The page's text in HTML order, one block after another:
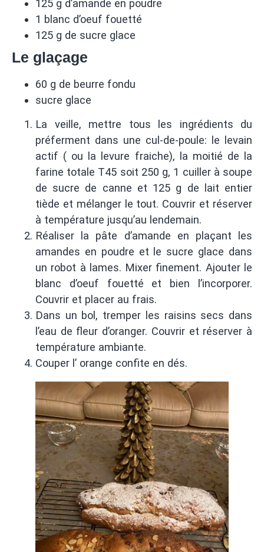
125 g d’amande en poudre
1 blanc d’oeuf fouetté
125 g de sucre glace
Le glaçage
60 g de beurre fondu
sucre glace
La veille, mettre tous les ingrédients du
préferment dans une cul-de-poule: le levain
actif ( ou la levure fraiche), la moitié de la
farine totale T45 soit 250 g, 1 cuiller à soupe
de sucre de canne et 125 g de lait entier
tiède et mélanger le tout. Couvrir et réserver
à température jusqu’au lendemain.
Réaliser la pâte d’amande en plaçant les
amandes en poudre et le sucre glace dans
un robot à lames. Mixer finement. Ajouter le
blanc d’oeuf fouetté et bien l’incorporer.
Couvrir et placer au frais.
Dans un bol, tremper les raisins secs dans
l’eau de fleur d’oranger. Couvrir et réserver à
température ambiante.
Couper l’ orange confite en dés.